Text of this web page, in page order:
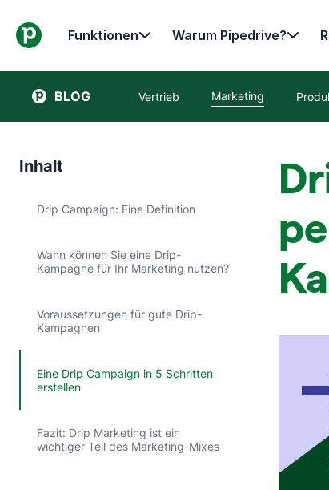
Funktionen Warum Pipedrive?
BLOG Vertrieb Marketing
Inhalt
Drip Campaign: Eine Definition
Wann können Sie eine Drip-
Kampagne für Ihr Marketing nutzen?
Voraussetzungen für gute Drip-
Kampagnen
Eine Drip Campaign in 5 Schritten
erstellen
Fazit: Drip Marketing ist ein
wichtiger Teil des Marketing-Mixes